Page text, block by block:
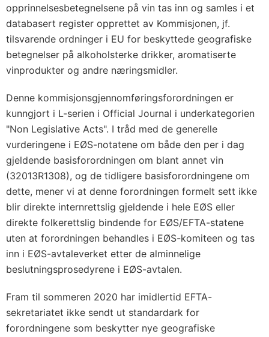
opprinnelsesbetegnelsene på vin tas inn og samles i et
databasert register opprettet av Kommisjonen, jf.
tilsvarende ordninger i EU for beskyttede geografiske
betegnelser på alkoholsterke drikker, aromatiserte
vinprodukter og andre næringsmidler.
Denne kommisjonsgjennomføringsforordningen er
kunngjort i L-serien i Official Journal i underkategorien
"Non Legislative Acts". I tråd med de generelle
vurderingene i EØS-notatene om både den per i dag
gjeldende basisforordningen om blant annet vin
(32013R1308), og de tidligere basisforordningene om
dette, mener vi at denne forordningen formelt sett ikke
blir direkte internrettslig gjeldende i hele EØS eller
direkte folkerettslig bindende for EØS/EFTA-statene
uten at forordningen behandles i EØS-komiteen og tas
inn i EØS-avtaleverket etter de alminnelige
beslutningsprosedyrene i EØS-avtalen.
Fram til sommeren 2020 har imidlertid EFTA-
sekretariatet ikke sendt ut standardark for
forordningene som beskytter nye geografiske